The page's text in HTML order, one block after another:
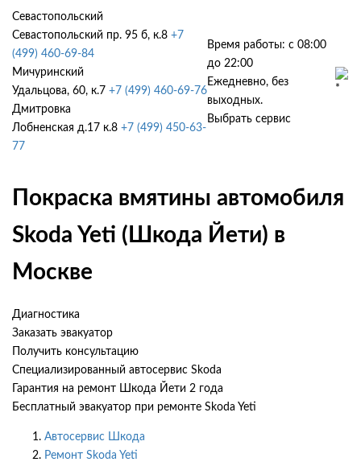
Севастопольский
Севастопольский пр. 95 б, к.8 +7
(499) 460-69-84
Мичуринский
Удальцова, 60, к.7 +7 (499) 460-69-76
Дмитровка
Лобненская д.17 к.8 +7 (499) 450-63-
77
Время работы: с 08:00
до 22:00
Ежедневно, без
выходных.
Выбрать сервис
Покраска вмятины автомобиля
Skoda Yeti (Шкода Йети) в
Москве
Диагностика
Заказать эвакуатор
Получить консультацию
Специализированный автосервис Skoda
Гарантия на ремонт Шкода Йети 2 года
Бесплатный эвакуатор при ремонте Skoda Yeti
Автосервис Шкода
Ремонт Skoda Yeti